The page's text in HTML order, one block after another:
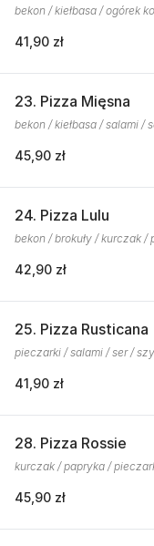
bekon / kiełbasa / ogórek
41,90 zł
23. Pizza Mięsna
bekon / kiełbasa / salami /
45,90 zł
24. Pizza Lulu
bekon / brokuły / kurczak
42,90 zł
25. Pizza Rusticana
pieczarki / salami / ser /
41,90 zł
28. Pizza Rossie
kurczak / papryka /
45,90 zł